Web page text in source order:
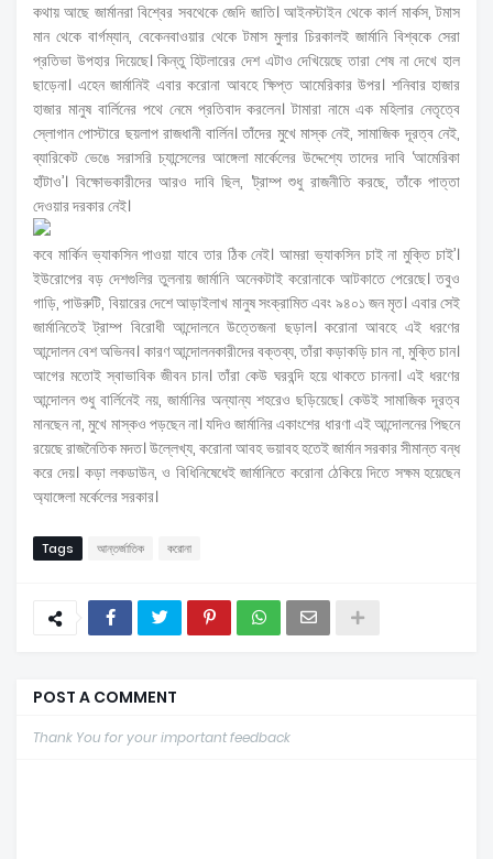
কথায় আছে জার্মানরা বিশ্বের সবথেকে জেদি জাতি। আইনস্টাইন থেকে কার্ল মার্কস, টমাস
মান থেকে বার্গম্যান, বেকেনবাওয়ার থেকে টমাস মুলার চিরকালই জার্মানি বিশ্বকে সেরা
প্রতিভা উপহার দিয়েছে। কিন্তু হিটলারের দেশ এটাও দেখিয়েছে তারা শেষ না দেখে হাল
ছাড়েনা। এহেন জার্মানিই এবার করোনা আবহে ক্ষিপ্ত আমেরিকার উপর। শনিবার হাজার
হাজার মানুষ বার্লিনের পথে নেমে প্রতিবাদ করলেন। টামারা নামে এক মহিলার নেতৃত্বে
স্লোগান পোস্টারে ছয়লাপ রাজধানী বার্লিন। তাঁদের মুখে মাস্ক নেই, সামাজিক দূরত্ব নেই,
ব্যারিকেট ভেঙে সরাসরি চ্যান্সেলের আঙ্গেলা মার্কেলের উদ্দেশ্যে তাদের দাবি ‘আমেরিকা
হাঁটাও’। বিক্ষোভকারীদের আরও দাবি ছিল, ‘ট্রাম্প শুধু রাজনীতি করছে, তাঁকে পাত্তা
দেওয়ার দরকার নেই।
কবে মার্কিন ভ্যাকসিন পাওয়া যাবে তার ঠিক নেই। আমরা ভ্যাকসিন চাই না মুক্তি চাই’।
ইউরোপের বড় দেশগুলির তুলনায় জার্মানি অনেকটাই করোনাকে আটকাতে পেরেছে। তবুও
গাড়ি, পাউরুটি, বিয়ারের দেশে আড়াইলাখ মানুষ সংক্রামিত এবং ৯৪০১ জন মৃত। এবার সেই
জার্মানিতেই ট্রাম্প বিরোধী আন্দোলনে উত্তেজনা ছড়াল। করোনা আবহে এই ধরণের
আন্দোলন বেশ অভিনব। কারণ আন্দোলনকারীদের বক্তব্য, তাঁরা কড়াকড়ি চান না, মুক্তি চান।
আগের মতোই স্বাভাবিক জীবন চান। তাঁরা কেউ ঘরবন্দি হয়ে থাকতে চাননা। এই ধরণের
আন্দোলন শুধু বার্লিনেই নয়, জার্মানির অন্যান্য শহরেও ছড়িয়েছে। কেউই সামাজিক দূরত্ব
মানছেন না, মুখে মাস্কও পড়ছেন না। যদিও জার্মানির একাংশের ধারণা এই আন্দোলনের পিছনে
রয়েছে রাজনৈতিক মদত। উল্লেখ্য, করোনা আবহ ভয়াবহ হতেই জার্মান সরকার সীমান্ত বন্ধ
করে দেয়। কড়া লকডাউন, ও বিধিনিষেধেই জার্মানিতে করোনা ঠেকিয়ে দিতে সক্ষম হয়েছেন
অ্যাঙ্গেলা মর্কেলের সরকার।
Tags আন্তর্জাতিক করোনা
POST A COMMENT
Thank You for your important feedback